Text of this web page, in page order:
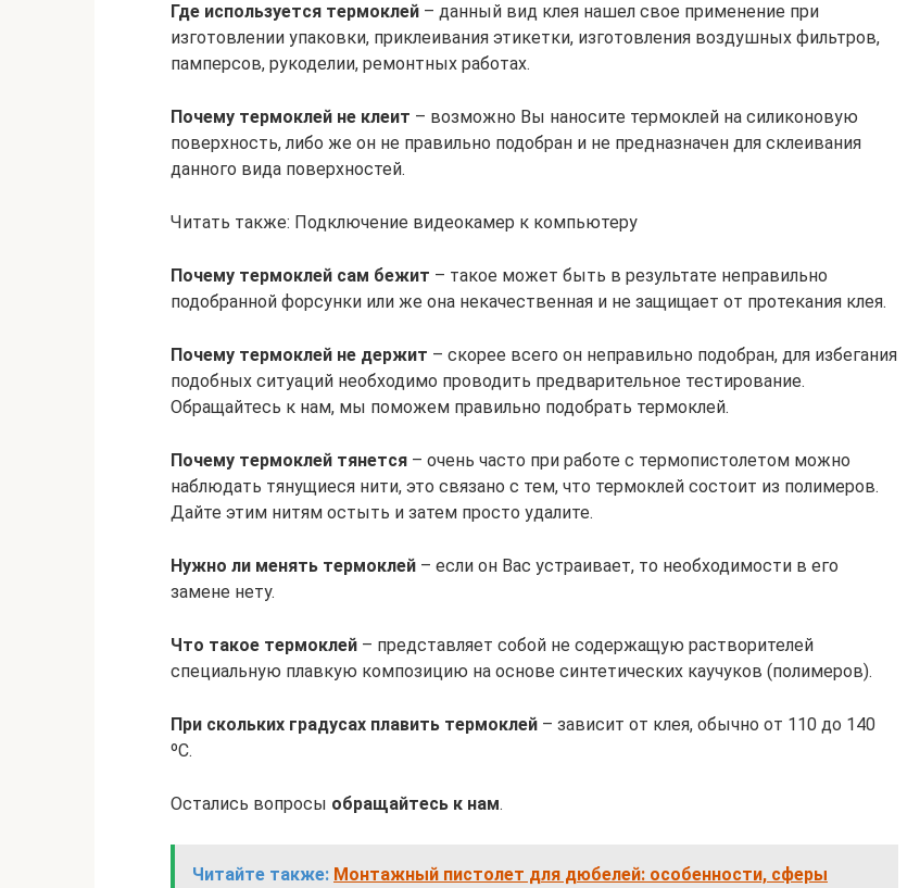
Где используется термоклей – данный вид клея нашел свое применение при
изготовлении упаковки, приклеивания этикетки, изготовления воздушных фильтров,
памперсов, рукоделии, ремонтных работах.
Почему термоклей не клеит – возможно Вы наносите термоклей на силиконовую
поверхность, либо же он не правильно подобран и не предназначен для склеивания
данного вида поверхностей.
Читать также: Подключение видеокамер к компьютеру
Почему термоклей сам бежит – такое может быть в результате неправильно
подобранной форсунки или же она некачественная и не защищает от протекания клея.
Почему термоклей не держит – скорее всего он неправильно подобран, для избегания
подобных ситуаций необходимо проводить предварительное тестирование.
Обращайтесь к нам, мы поможем правильно подобрать термоклей.
Почему термоклей тянется – очень часто при работе с термопистолетом можно
наблюдать тянущиеся нити, это связано с тем, что термоклей состоит из полимеров.
Дайте этим нитям остыть и затем просто удалите.
Нужно ли менять термоклей – если он Вас устраивает, то необходимости в его
замене нету.
Что такое термоклей – представляет собой не содержащую растворителей
специальную плавкую композицию на основе синтетических каучуков (полимеров).
При скольких градусах плавить термоклей – зависит от клея, обычно от 110 до 140
ºС.
Остались вопросы обращайтесь к нам.
Читайте также: Монтажный пистолет для дюбелей: особенности, сферы